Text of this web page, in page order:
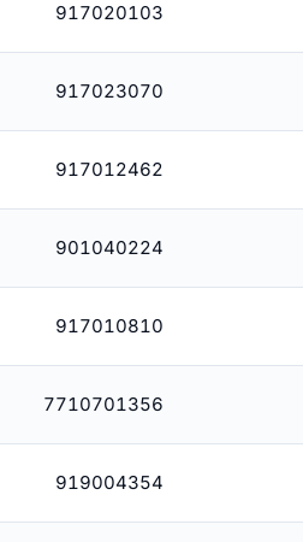
917020103
917023070
917012462
901040224
917010810
7710701356
919004354